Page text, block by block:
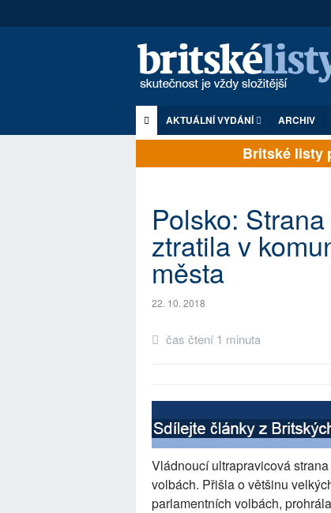
AKTUÁLNÍ VYDÁNÍ ARCHIV
Britské listy
Polsko:
ztratila v
města
22. 10. 2018
čas čtení 1 minuta
Vládnoucí ultrapravicová
volbách. Přišla o většinu
parlamentních volbách,